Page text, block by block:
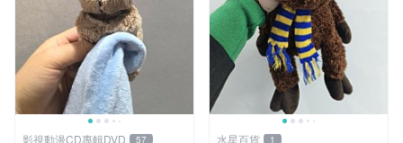
影視動漫CD專輯DVD 57 水星百貨 1